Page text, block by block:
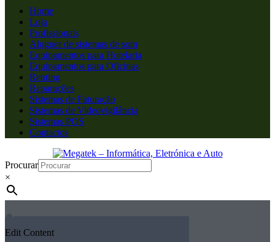
Home
Loja
Profissionais
Aluguer de sistemas de som
Equipamentos para Hotelaria
Equipamentos para Oficinas
Renting
Reparações
Sistemas de Faturação
Sistemas de Videovigilância
Sistemas POS
Contactos
Procurar
×
Edit Content